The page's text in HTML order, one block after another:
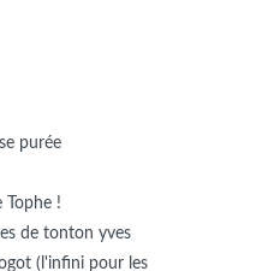
purée
Tophe !
de tonton yves
(l'infini pour les